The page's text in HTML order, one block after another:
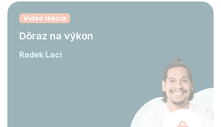
Video lekcia
Dôraz na výkon
Radek Laci